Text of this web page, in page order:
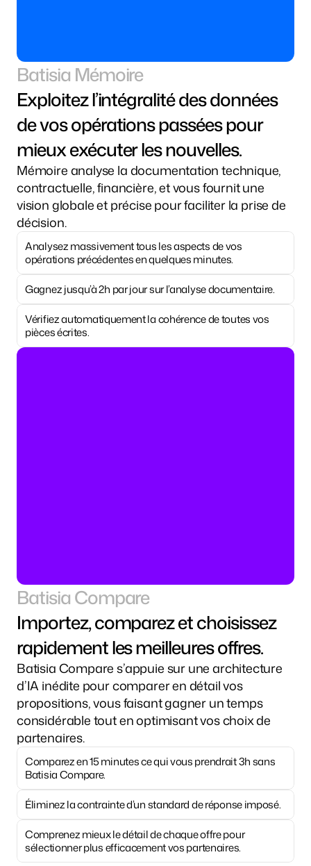
Batisia Mémoire
Exploitez l’intégralité des données
de vos opérations passées pour
mieux exécuter les nouvelles.
Mémoire analyse la documentation technique,
contractuelle, financière, et vous fournit une
vision globale et précise pour faciliter la prise de
décision.
Analysez massivement tous les aspects de vos
opérations précédentes en quelques minutes.
Gagnez jusqu’à 2h par jour sur l’analyse documentaire.
Vérifiez automatiquement la cohérence de toutes vos
pièces écrites.
Batisia Compare
Importez, comparez et choisissez
rapidement les meilleures offres.
Batisia Compare s’appuie sur une architecture
d’IA inédite pour comparer en détail vos
propositions, vous faisant gagner un temps
considérable tout en optimisant vos choix de
partenaires.
Comparez en 15 minutes ce qui vous prendrait 3h sans
Batisia Compare.
Éliminez la contrainte d’un standard de réponse imposé.
Comprenez mieux le détail de chaque offre pour
sélectionner plus efficacement vos partenaires.